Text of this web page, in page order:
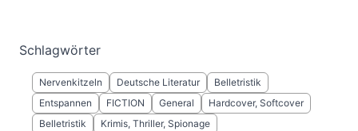
Schlagwörter
Nervenkitzeln Deutsche Literatur
Belletristik
Entspannen
FICTION General
Hardcover, Softcover
Belletristik
Krimis, Thriller, Spionage